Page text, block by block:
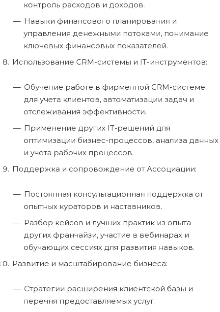
контроль расходов и доходов.
Навыки финансового планирования и
управления денежными потоками, понимание
ключевых финансовых показателей.
Использование CRM-системы и IT-инструментов:
Обучение работе в фирменной CRM-системе
для учета клиентов, автоматизации задач и
отслеживания эффективности.
Применение других IT-решений для
оптимизации бизнес-процессов, анализа данных
и учета рабочих процессов.
Поддержка и сопровождение от Ассоциации:
Постоянная консультационная поддержка от
опытных кураторов и наставников.
Разбор кейсов и лучших практик из опыта
других франчайзи, участие в вебинарах и
обучающих сессиях для развития навыков.
Развитие и масштабирование бизнеса:
Стратегии расширения клиентской базы и
перечня предоставляемых услуг.